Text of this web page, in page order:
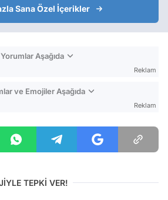
Sana Özel İçerikler
Yorumlar Aşağıda
Reklam
ve Emojiler Aşağıda
Reklam
TEPKİ VER!